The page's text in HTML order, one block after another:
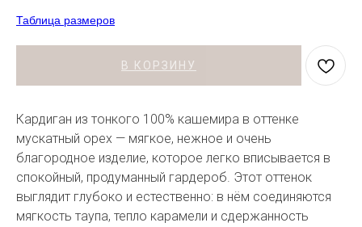
Таблица размеров
В КОРЗИНУ
Кардиган из тонкого 100% кашемира в оттенке
мускатный орех — мягкое, нежное и очень
благородное изделие, которое легко вписывается в
спокойный, продуманный гардероб. Этот оттенок
выглядит глубоко и естественно: в нём соединяются
мягкость таупа, тепло карамели и сдержанность